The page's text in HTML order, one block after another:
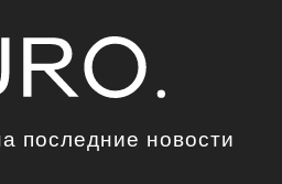
последние новости